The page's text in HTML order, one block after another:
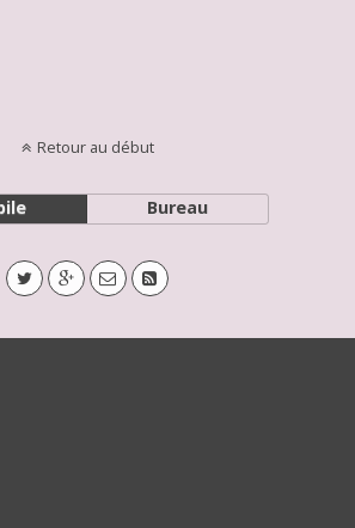
Retour au début
Bureau